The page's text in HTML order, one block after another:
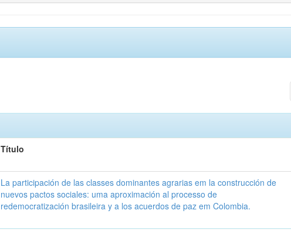
Título
La participación de las classes dominantes agrarias em la construcción de
nuevos pactos sociales: uma aproximación al processo de
redemocratización brasileira y a los acuerdos de paz em Colombia.